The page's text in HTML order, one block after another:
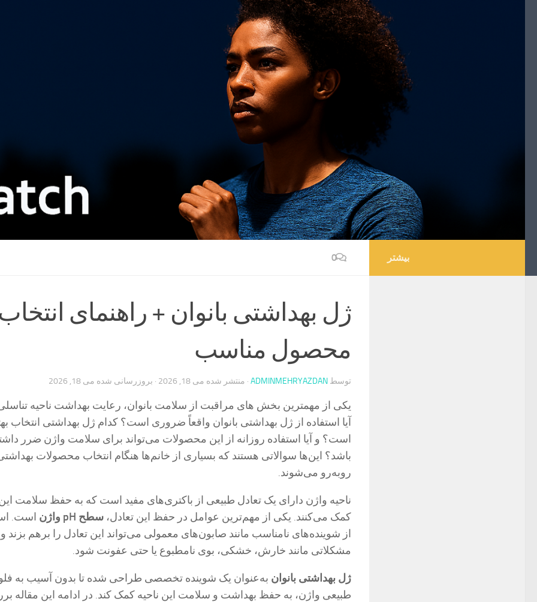
0
ژل بهداشتی بانوان + راهنمای
محصول مناسب
توسط ADMINMEHRYAZDAN · منتشر شده می 18, 2026 · بروزرسانی شده می 18, 2026
یکی از مهمترین بخش های مراقبت از سلامت بانوان، رعایت بهداشت ناحیه
آیا استفاده از ژل بهداشتی بانوان واقعاً ضروری است؟ کدام ژل بهداشتی انتخاب
است؟ و آیا استفاده روزانه از این محصولات می‌تواند برای سلامت واژن ضرر
باشد؟ این‌ها سوالاتی هستند که بسیاری از خانم‌ها هنگام انتخاب محصولات
روبه‌رو می‌شوند.
ناحیه واژن دارای یک تعادل طبیعی از باکتری‌های مفید است که به حفظ سلامت این
کمک می‌کنند. یکی از مهم‌ترین عوامل در حفظ این تعادل، سطح pH واژن است.
از شوینده‌های نامناسب مانند صابون‌های معمولی می‌تواند این تعادل را برهم بزند
مشکلاتی مانند خارش، خشکی، بوی نامطبوع یا حتی عفونت شود.
ژل بهداشتی بانوان به‌عنوان یک شوینده تخصصی طراحی شده تا بدون آسیب به
طبیعی واژن، به حفظ بهداشت و سلامت این ناحیه کمک کند. در ادامه این مقاله
بیشتر